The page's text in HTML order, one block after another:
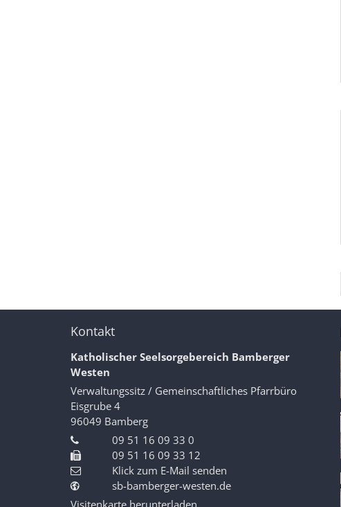
Kontakt
Katholischer Seelsorgebereich Bamberger
Westen
Verwaltungssitz / Gemeinschaftliches Pfarrbüro
Eisgrube 4
96049 Bamberg
09 51 16 09 33 0
09 51 16 09 33 12
Klick zum E-Mail senden
sb-bamberger-westen.de